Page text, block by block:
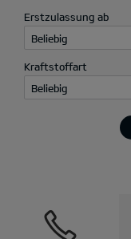
Erstzulassung ab
Beliebig
Kraftstoffart
Beliebig